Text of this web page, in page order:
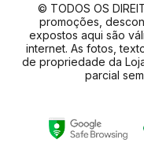
© TODOS OS
promoções,
expostos aqui são
internet. As fotos,
de propriedade da
parcial